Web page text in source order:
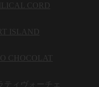
CORD
ISLAND
CHOCOLAT
ティヴォーチェ